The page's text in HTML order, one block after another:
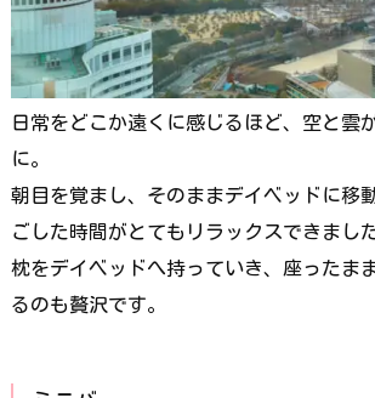
日常をどこか遠くに感じるほど、空と雲
に。
朝目を覚まし、そのままデイベッドに移
ごした時間がとてもリラックスできました
枕をデイベッドへ持っていき、座ったま
るのも贅沢です。